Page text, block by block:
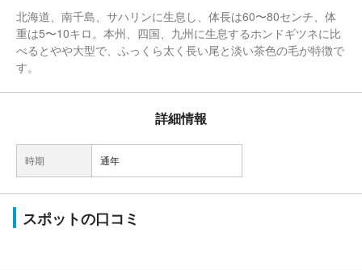
北海道、南千島、サハリンに生息し、体長は60〜80センチ、体
重は5〜10キロ。本州、四国、九州に生息するホンドギツネに比
べるとやや大型で、ふっくら太く長い尾と淡い茶色の毛が特徴で
す。
詳細情報
時期 通年
スポットの口コミ